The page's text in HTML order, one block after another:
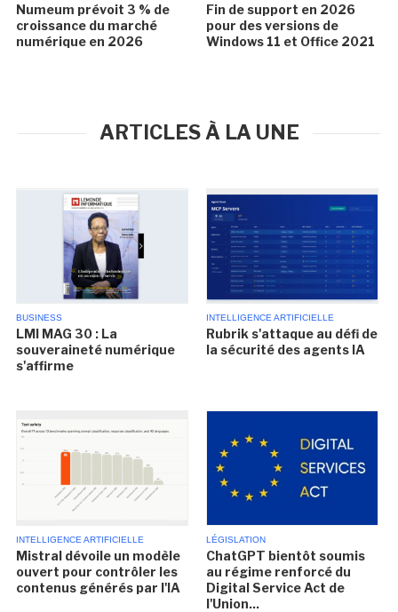
Numeum prévoit 3 % de
croissance du marché
numérique en 2026
Fin de support en 2026
pour des versions de
Windows 11 et Office 2021
ARTICLES À LA UNE
BUSINESS
LMI MAG 30 : La
souveraineté numérique
s'affirme
INTELLIGENCE ARTIFICIELLE
Rubrik s'attaque au défi de
la sécurité des agents IA
INTELLIGENCE ARTIFICIELLE
Mistral dévoile un modèle
ouvert pour contrôler les
contenus générés par l'IA
LÉGISLATION
ChatGPT bientôt soumis
au régime renforcé du
Digital Service Act de
l'Union...